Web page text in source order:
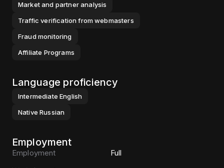
Market and partner analysis
Traffic verification from webmasters
Fraud monitoring
Affiliate Programs
Language proficiency
Intermediate English
Native Russian
Employment
Employment
Full